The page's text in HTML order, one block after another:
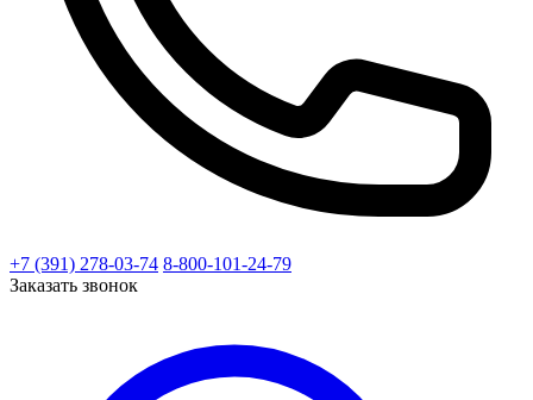
+7 (391) 278-03-74 8-800-101-24-79
Заказать звонок